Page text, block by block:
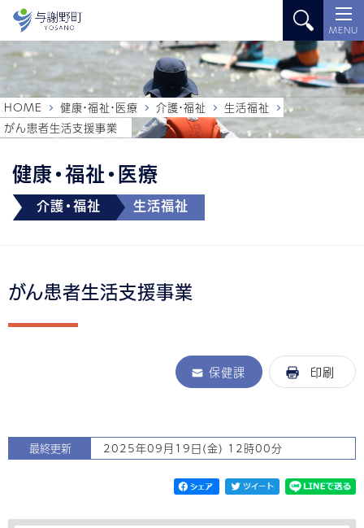
MENU
健康・福祉・医療
介護・福祉 生活福祉
HOME 健康・福祉・医療 介護・福祉
生活福祉
がん患者生活支援事業
がん患者生活支援事業
保健課 印刷
最終更新 2025年09月19日(金) 12時00分